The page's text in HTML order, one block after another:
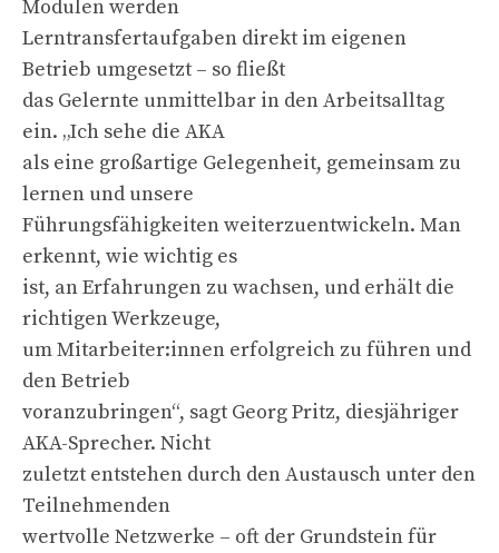
Modulen werden
Lerntransfertaufgaben direkt im eigenen
Betrieb umgesetzt – so fließt
das Gelernte unmittelbar in den Arbeitsalltag
ein. „Ich sehe die AKA
als eine großartige Gelegenheit, gemeinsam zu
lernen und unsere
Führungsfähigkeiten weiterzuentwickeln. Man
erkennt, wie wichtig es
ist, an Erfahrungen zu wachsen, und erhält die
richtigen Werkzeuge,
um Mitarbeiter:innen erfolgreich zu führen und
den Betrieb
voranzubringen“, sagt Georg Pritz, diesjähriger
AKA-Sprecher. Nicht
zuletzt entstehen durch den Austausch unter den
Teilnehmenden
wertvolle Netzwerke – oft der Grundstein für